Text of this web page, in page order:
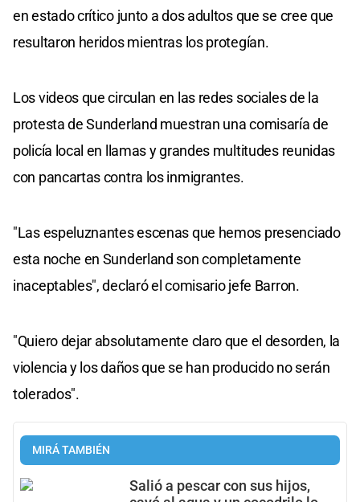
en estado crítico junto a dos adultos que se cree que
resultaron heridos mientras los protegían.
Los videos que circulan en las redes sociales de la
protesta de Sunderland muestran una comisaría de
policía local en llamas y grandes multitudes reunidas
con pancartas contra los inmigrantes.
"Las espeluznantes escenas que hemos presenciado
esta noche en Sunderland son completamente
inaceptables", declaró el comisario jefe Barron.
"Quiero dejar absolutamente claro que el desorden, la
violencia y los daños que se han producido no serán
tolerados".
MIRÁ TAMBIÉN
Salió a pescar con sus hijos,